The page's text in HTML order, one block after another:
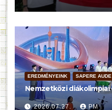
EREDMÉNYEINK SAPERE AUDE
Nemzetközi
2026.07.27. PM